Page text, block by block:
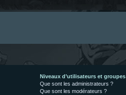
Niveaux d’utilisateurs et groupes
Que sont les administrateurs ?
Que sont les modérateurs ?